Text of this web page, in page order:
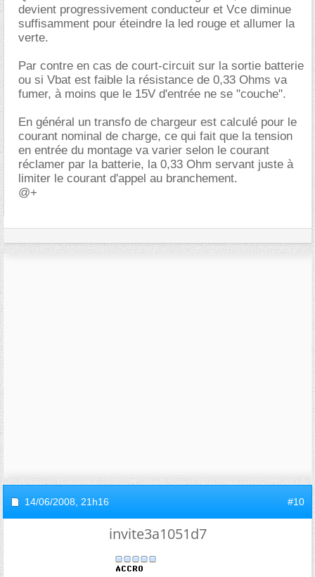
devient progressivement conducteur et Vce diminue
suffisamment pour éteindre la led rouge et allumer la
verte.
Par contre en cas de court-circuit sur la sortie batterie
ou si Vbat est faible la résistance de 0,33 Ohms va
fumer, à moins que le 15V d'entrée ne se "couche".
En général un transfo de chargeur est calculé pour le
courant nominal de charge, ce qui fait que la tension
en entrée du montage va varier selon le courant
réclamer par la batterie, la 0,33 Ohm servant juste à
limiter le courant d'appel au branchement.
@+
14/06/2008, 21h16 #10
invite3a1051d7